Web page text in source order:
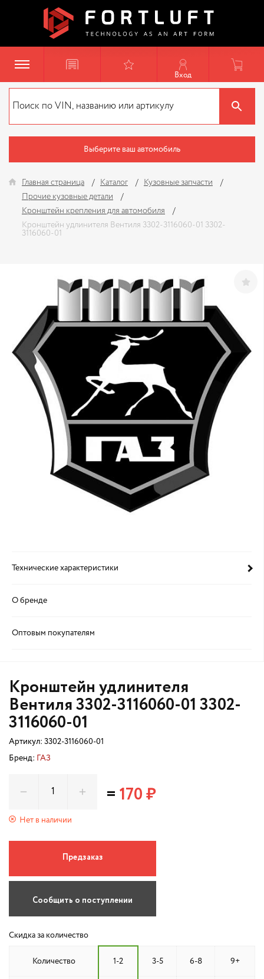
Вход
Выберите ваш автомобиль
Главная страница Каталог
Кузовные запчасти
Прочие кузовные детали
Кронштейн крепления для автомобиля
Кронштейн удлинителя Вентиля 3302-3116060-01 3302-
3116060-01
Технические характеристики
О бренде
Оптовым покупателям
Кронштейн удлинителя
Вентиля 3302-3116060-01 3302-
3116060-01
Артикул: 3302-3116060-01
Бренд: ГАЗ
Нет в наличии
=170 ₽
Предзаказ
Сообщить о поступлении
Скидка за количество
Количество 1-2 3-5 6-8 9+